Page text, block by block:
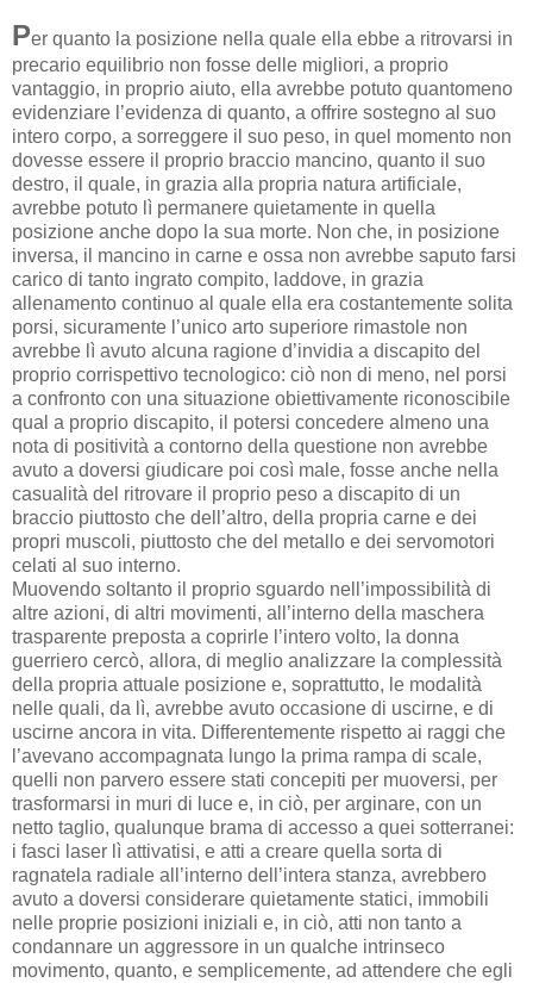
Per quanto la posizione nella quale ella ebbe a ritrovarsi in
precario equilibrio non fosse delle migliori, a proprio
vantaggio, in proprio aiuto, ella avrebbe potuto quantomeno
evidenziare l’evidenza di quanto, a offrire sostegno al suo
intero corpo, a sorreggere il suo peso, in quel momento non
dovesse essere il proprio braccio mancino, quanto il suo
destro, il quale, in grazia alla propria natura artificiale,
avrebbe potuto lì permanere quietamente in quella
posizione anche dopo la sua morte. Non che, in posizione
inversa, il mancino in carne e ossa non avrebbe saputo farsi
carico di tanto ingrato compito, laddove, in grazia
allenamento continuo al quale ella era costantemente solita
porsi, sicuramente l’unico arto superiore rimastole non
avrebbe lì avuto alcuna ragione d’invidia a discapito del
proprio corrispettivo tecnologico: ciò non di meno, nel porsi
a confronto con una situazione obiettivamente riconoscibile
qual a proprio discapito, il potersi concedere almeno una
nota di positività a contorno della questione non avrebbe
avuto a doversi giudicare poi così male, fosse anche nella
casualità del ritrovare il proprio peso a discapito di un
braccio piuttosto che dell’altro, della propria carne e dei
propri muscoli, piuttosto che del metallo e dei servomotori
celati al suo interno.
Muovendo soltanto il proprio sguardo nell’impossibilità di
altre azioni, di altri movimenti, all’interno della maschera
trasparente preposta a coprirle l’intero volto, la donna
guerriero cercò, allora, di meglio analizzare la complessità
della propria attuale posizione e, soprattutto, le modalità
nelle quali, da lì, avrebbe avuto occasione di uscirne, e di
uscirne ancora in vita. Differentemente rispetto ai raggi che
l’avevano accompagnata lungo la prima rampa di scale,
quelli non parvero essere stati concepiti per muoversi, per
trasformarsi in muri di luce e, in ciò, per arginare, con un
netto taglio, qualunque brama di accesso a quei sotterranei:
i fasci laser lì attivatisi, e atti a creare quella sorta di
ragnatela radiale all’interno dell’intera stanza, avrebbero
avuto a doversi considerare quietamente statici, immobili
nelle proprie posizioni iniziali e, in ciò, atti non tanto a
condannare un aggressore in un qualche intrinseco
movimento, quanto, e semplicemente, ad attendere che egli